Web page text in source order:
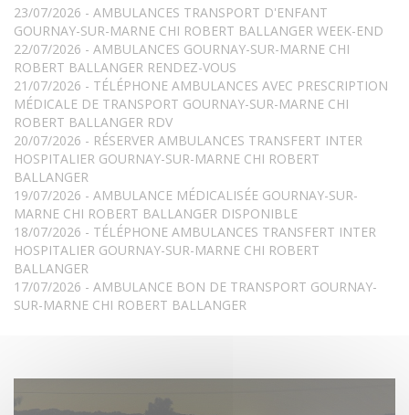
23/07/2026 - AMBULANCES TRANSPORT D'ENFANT
GOURNAY-SUR-MARNE CHI ROBERT BALLANGER WEEK-END
22/07/2026 - AMBULANCES GOURNAY-SUR-MARNE CHI
ROBERT BALLANGER RENDEZ-VOUS
21/07/2026 - TÉLÉPHONE AMBULANCES AVEC PRESCRIPTION
MÉDICALE DE TRANSPORT GOURNAY-SUR-MARNE CHI
ROBERT BALLANGER RDV
20/07/2026 - RÉSERVER AMBULANCES TRANSFERT INTER
HOSPITALIER GOURNAY-SUR-MARNE CHI ROBERT
BALLANGER
19/07/2026 - AMBULANCE MÉDICALISÉE GOURNAY-SUR-
MARNE CHI ROBERT BALLANGER DISPONIBLE
18/07/2026 - TÉLÉPHONE AMBULANCES TRANSFERT INTER
HOSPITALIER GOURNAY-SUR-MARNE CHI ROBERT
BALLANGER
17/07/2026 - AMBULANCE BON DE TRANSPORT GOURNAY-
SUR-MARNE CHI ROBERT BALLANGER